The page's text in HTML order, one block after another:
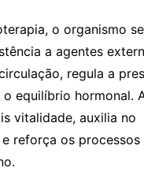
o organismo
a agentes
regula a
equilíbrio hormonal.
vitalidade, auxilia no
reforça os